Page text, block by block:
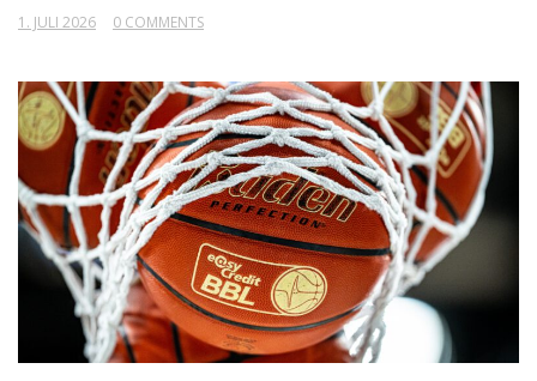
1. JULI 2026 0 COMMENTS